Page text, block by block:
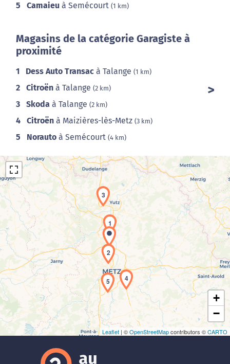
5 Camaieu à Semécourt (1 km)
Magasins de la catégorie Garagiste à
proximité
1 Dess Auto Transac à Talange (1 km)
2 Citroën à Talange (2 km)
3 Skoda à Talange (2 km)
4 Citroën à Maizières-lès-Metz (3 km)
5 Norauto à Semécourt (4 km)
Chargement de la carte en cours...
1
2
3
4
5
+
−
Leaflet | ©OpenStreetMapcontributors ©CARTO